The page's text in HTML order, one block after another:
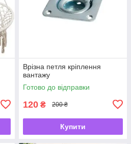
Врізна петля кріплення
вантажу
Готово до відправки
120 ₴ 200 ₴
Купити